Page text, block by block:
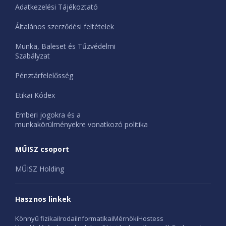
Adatkezelési Tájékoztató
Általános szerződési feltételek
Munka, Baleset és Tűzvédelmi
Szabályzat
Pénztárfelelősség
Etikai Kódex
Emberi jogokra és a
munkakörülményekre vonatkozó politika
MŰISZ csoport
MŰISZ Holding
Hasznos linkek
Könnyű fizikaiIrodaiInformatikaiMérnökiHostess